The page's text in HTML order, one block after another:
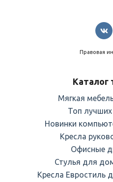
Правовая
Каталог
Мягкая
Топ лучших
Новинки
Кресла
Офисные
Стулья для
Кресла Евростиль